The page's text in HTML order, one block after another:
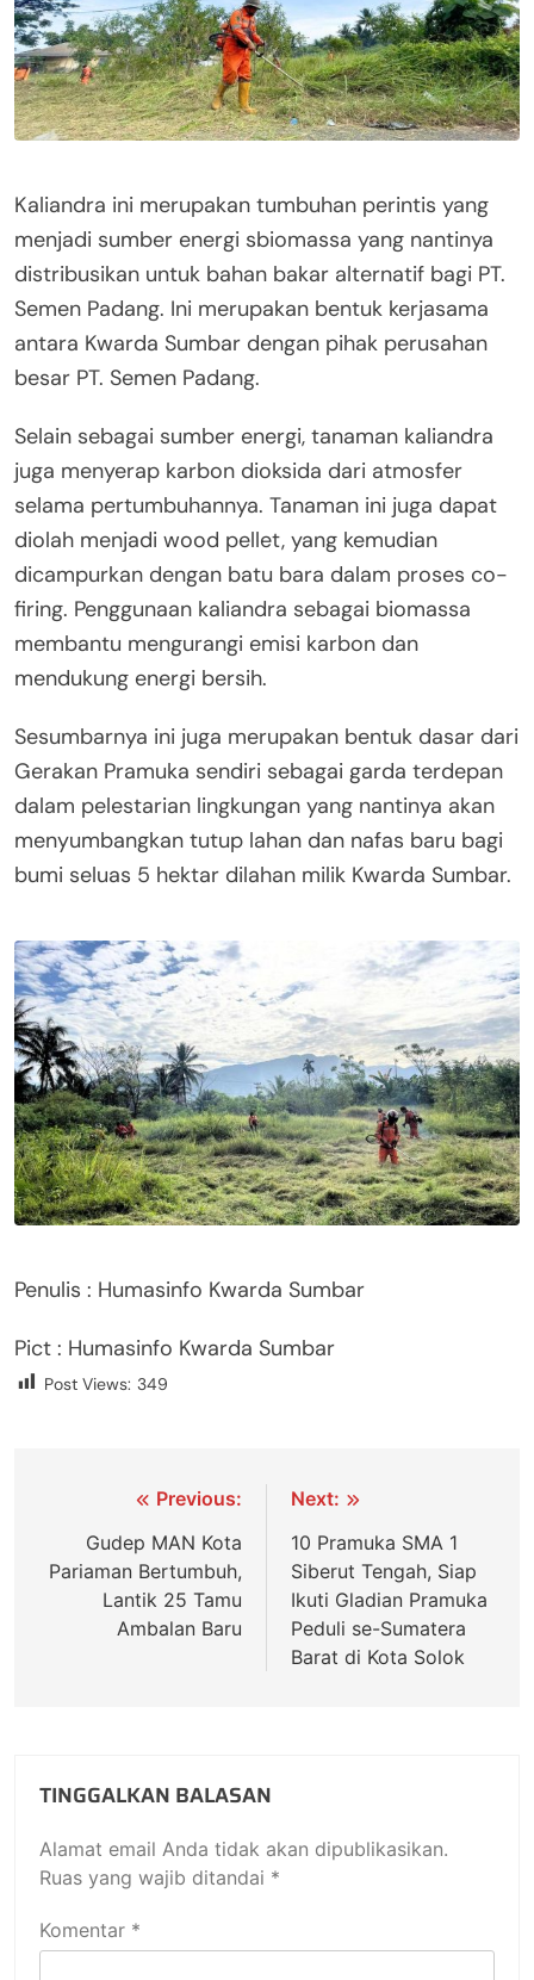
Kaliandra ini merupakan tumbuhan perintis yang
menjadi sumber energi sbiomassa yang nantinya
distribusikan untuk bahan bakar alternatif bagi PT.
Semen Padang. Ini merupakan bentuk kerjasama
antara Kwarda Sumbar dengan pihak perusahan
besar PT. Semen Padang.
Selain sebagai sumber energi, tanaman kaliandra
juga menyerap karbon dioksida dari atmosfer
selama pertumbuhannya. Tanaman ini juga dapat
diolah menjadi wood pellet, yang kemudian
dicampurkan dengan batu bara dalam proses co-
firing. Penggunaan kaliandra sebagai biomassa
membantu mengurangi emisi karbon dan
mendukung energi bersih.
Sesumbarnya ini juga merupakan bentuk dasar dari
Gerakan Pramuka sendiri sebagai garda terdepan
dalam pelestarian lingkungan yang nantinya akan
menyumbangkan tutup lahan dan nafas baru bagi
bumi seluas 5 hektar dilahan milik Kwarda Sumbar.
Penulis : Humasinfo Kwarda Sumbar
Pict : Humasinfo Kwarda Sumbar
Post Views: 349
Previous:
Gudep MAN Kota
Pariaman Bertumbuh,
Lantik 25 Tamu
Ambalan Baru
Next:
10 Pramuka SMA 1
Siberut Tengah, Siap
Ikuti Gladian Pramuka
Peduli se-Sumatera
Barat di Kota Solok
TINGGALKAN BALASAN
Alamat email Anda tidak akan dipublikasikan.
Ruas yang wajib ditandai *
Komentar *